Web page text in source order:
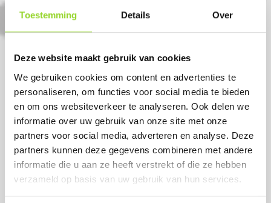
Toestemming Details Over
Deze website maakt gebruik van cookies
We gebruiken cookies om content en advertenties te
personaliseren, om functies voor social media te bieden
en om ons websiteverkeer te analyseren. Ook delen we
informatie over uw gebruik van onze site met onze
partners voor social media, adverteren en analyse. Deze
partners kunnen deze gegevens combineren met andere
informatie die u aan ze heeft verstrekt of die ze hebben
verzameld op basis van uw gebruik van hun services.
PARTY ISLAND
144 shots 25mm compound
Artikelnummer: DE3659
€ 209,- € 169,-